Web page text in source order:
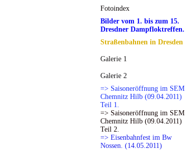
Fotoindex
Bilder vom 1. bis zum 15.
Dresdner Dampfloktreffen.
Straßenbahnen in Dresden
Galerie 1
Galerie 2
=> Saisoneröffnung im SEM
Chemnitz Hilb (09.04.2011)
Teil 1.
=> Saisoneröffnung im SEM
Chemnitz Hilb (09.04.2011)
Teil 2.
=> Eisenbahnfest im Bw
Nossen. (14.05.2011)